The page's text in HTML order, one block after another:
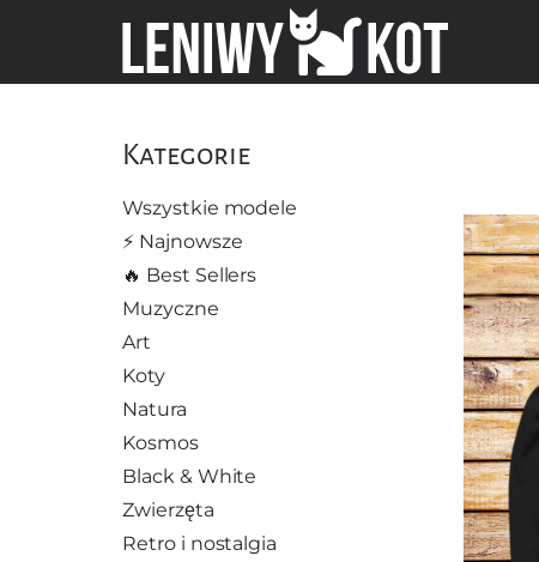
Kategorie
Wszystkie modele
⚡️ Najnowsze
🔥 Best Sellers
Muzyczne
Art
Koty
Natura
Kosmos
Black & White
Zwierzęta
Retro i nostalgia